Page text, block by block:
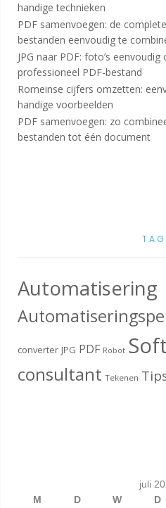
handige technieken
PDF samenvoegen: de
bestanden eenvoudig te
JPG naar PDF: foto’s
professioneel PDF-bestand
Romeinse cijfers omzetten:
handige voorbeelden
PDF samenvoegen: zo
bestanden tot één document
Automatisering
converter JPG PDF Robot
consultant Tekenen
juli
M
D W D